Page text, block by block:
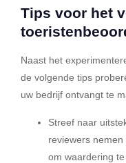
Tips voor het
Naast het
de volgende tips
uw bedrijf ontvangt te
Streef naar
reviewers
om waardering